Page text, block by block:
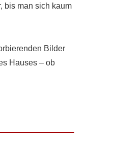
bis man sich kaum
Bilder
Hauses – ob